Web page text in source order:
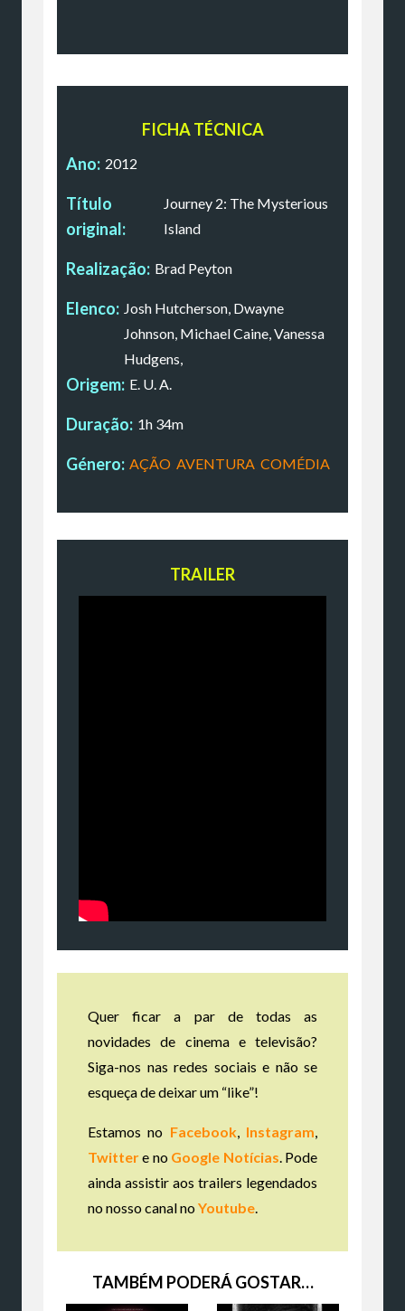
FICHA TÉCNICA
Ano: 2012
Título
original:
Journey 2: The Mysterious
Island
Realização: Brad Peyton
Elenco: Josh Hutcherson, Dwayne
Johnson, Michael Caine, Vanessa
Hudgens,
Origem: E. U. A.
Duração: 1h 34m
Género: AÇÃO, AVENTURA COMÉDIA
TRAILER
Quer ficar a par de todas as
novidades de cinema e televisão?
Siga-nos nas redes sociais e não se
esqueça de deixar um “like”!
Estamos no Facebook, Instagram
Twittere no Google Notícias . Pode
ainda assistir aos trailers legendados
no nosso canal noYoutube
TAMBÉM PODERÁ GOSTAR…